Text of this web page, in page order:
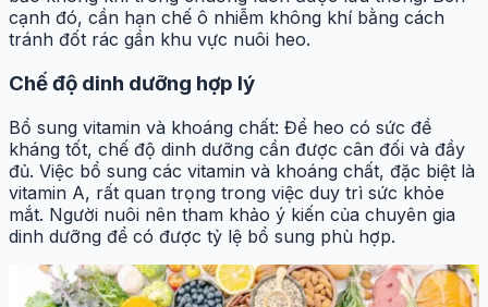
cạnh đó, cần hạn chế ô nhiễm không khí bằng cách
tránh đốt rác gần khu vực nuôi heo.
Chế độ dinh dưỡng hợp lý
Bổ sung vitamin và khoáng chất: Để heo có sức đề
kháng tốt, chế độ dinh dưỡng cần được cân đối và đầy
đủ. Việc bổ sung các vitamin và khoáng chất, đặc biệt là
vitamin A, rất quan trọng trong việc duy trì sức khỏe
mắt. Người nuôi nên tham khảo ý kiến của chuyên gia
dinh dưỡng để có được tỷ lệ bổ sung phù hợp.